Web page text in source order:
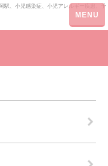
駅、小児感染症、小児アレルギー疾患、予